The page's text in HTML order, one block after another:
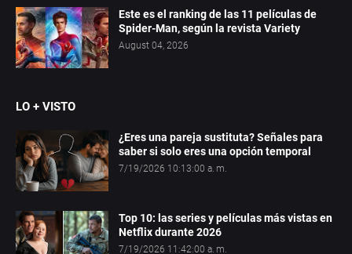
Este es el ranking de las 11 películas de
Spider-Man, según la revista Variety
August 04, 2026
LO + VISTO
¿Eres una pareja sustituta? Señales para
saber si solo eres una opción temporal
7/19/2026 10:13:00 a. m.
Top 10: las series y películas más vistas en
Netflix durante 2026
7/19/2026 11:42:00 a. m.